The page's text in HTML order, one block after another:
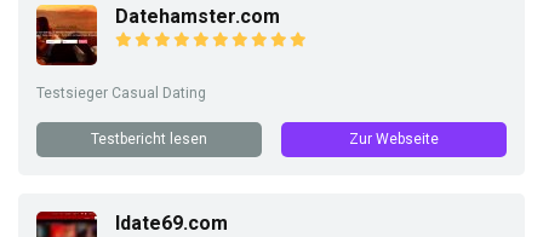
Datehamster.com
Testsieger Casual Dating
Testbericht lesen Zur Webseite
Idate69.com